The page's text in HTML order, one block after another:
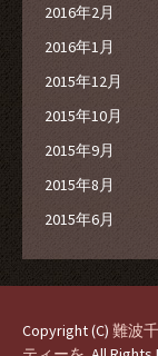
2016年2月
2016年1月
2015年12月
2015年10月
2015年9月
2015年8月
2015年6月
Copyright (C) 難波